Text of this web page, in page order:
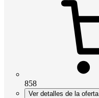
858
Ver detalles de la oferta